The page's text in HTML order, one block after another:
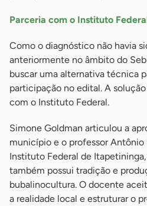
Parceria com o Instituto
Como o diagnóstico não havia
anteriormente no âmbito do
buscar uma alternativa técnica
participação no edital. A
com o Instituto Federal.
Simone Goldman articulou a
município e o professor Antônio
Instituto Federal de
também possui tradição e
bubalinocultura. O docente
a realidade local e estruturar o